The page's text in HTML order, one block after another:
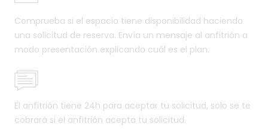
Comprueba si el espacio tiene disponibilidad haciendo
una solicitud de reserva. Envía un mensaje al anfitrión a
modo presentación explicando cuál es el plan.
El anfitrión tiene 24h para aceptar tu solicitud, solo se te
cobrará si el anfitrión acepta tu solicitud.